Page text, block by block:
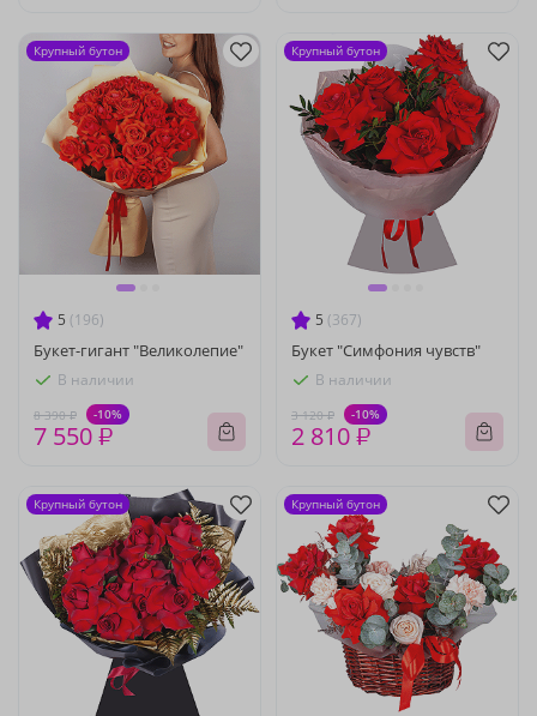
5 (196)
Букет-гигант "Великолепие"
В наличии
8 390 ₽ -10%
7 550 ₽
Крупный бутон
5 (367)
Букет "Симфония чувств"
В наличии
3 120 ₽ -10%
2 810 ₽
Крупный бутон
Крупный бутон Крупный бутон